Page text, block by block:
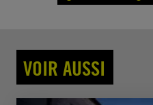
VOIR AUSSI